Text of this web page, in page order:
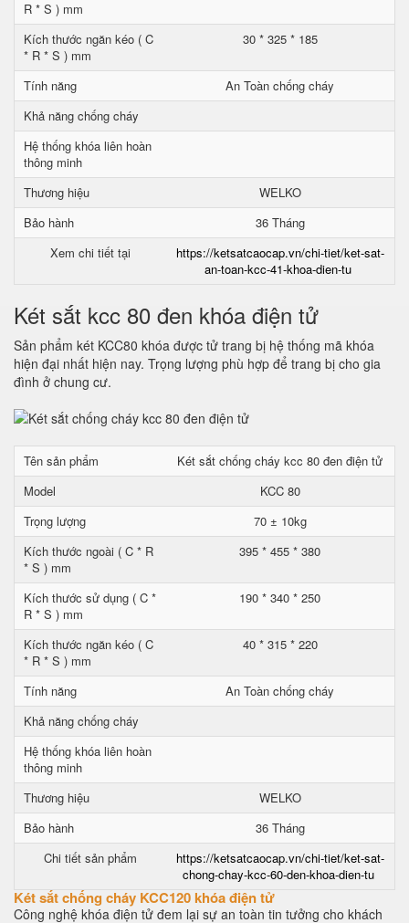
R * S ) mm
Kích thước ngăn kéo ( C
* R * S ) mm
30 * 325 * 185
Tính năng
An Toàn chống cháy
Khả năng chống cháy
Hệ thống khóa liên hoàn
thông minh
Thương hiệu
WELKO
Bảo hành
36 Tháng
Xem chi tiết tại
https://ketsatcaocap.vn/chi-tiet/ket-sat-
an-toan-kcc-41-khoa-dien-tu
Két sắt kcc 80 đen khóa điện tử
Sản phẩm két KCC80 khóa được tử trang bị hệ thống mã khóa
hiện đại nhất hiện nay. Trọng lượng phù hợp để trang bị cho gia
đình ở chung cư.
Tên sản phẩm
Két sắt chống cháy kcc 80 đen điện tử
Model
KCC 80
Trọng lượng
70 ± 10kg
Kích thước ngoài ( C * R
* S ) mm
395 * 455 * 380
Kích thước sử dụng ( C *
R * S ) mm
190 * 340 * 250
Kích thước ngăn kéo ( C
* R * S ) mm
40 * 315 * 220
Tính năng
An Toàn chống cháy
Khả năng chống cháy
Hệ thống khóa liên hoàn
thông minh
Thương hiệu
WELKO
Bảo hành
36 Tháng
Chi tiết sản phẩm
https://ketsatcaocap.vn/chi-tiet/ket-sat-
chong-chay-kcc-60-den-khoa-dien-tu
Két sắt chống cháy KCC120 khóa điện tử
Công nghệ khóa điện tử đem lại sự an toàn tin tưởng cho khách